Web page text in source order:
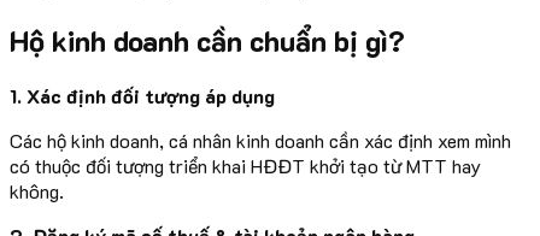
Hộ kinh doanh cần chuẩn bị gì?
1. Xác định đối tượng áp dụng
Các hộ kinh doanh, cá nhân kinh doanh cần xác định xem mình
có thuộc đối tượng triển khai HĐĐT khởi tạo từ MTT hay
không.